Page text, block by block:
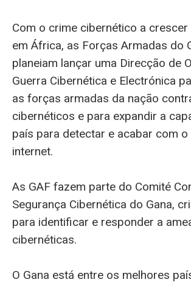
Com o crime cibernético a
em África, as Forças Armadas do
planeiam lançar uma Direcção de
Guerra Cibernética e Electrónica
as forças armadas da nação
cibernéticos e para expandir a
país para detectar e acabar com o
internet.
As GAF fazem parte do Comité
Segurança Cibernética do Gana,
para identificar e responder a
cibernéticas.
O Gana está entre os melhores